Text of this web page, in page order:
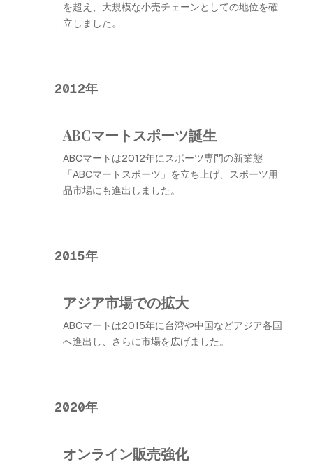
を超え、大規模な小売チェーンとしての地位を確
立しました。
2012年
ABCマートスポーツ誕生
ABCマートは2012年にスポーツ専門の新業態
「ABCマートスポーツ」を立ち上げ、スポーツ用
品市場にも進出しました。
2015年
アジア市場での拡大
ABCマートは2015年に台湾や中国などアジア各国
へ進出し、さらに市場を広げました。
2020年
オンライン販売強化